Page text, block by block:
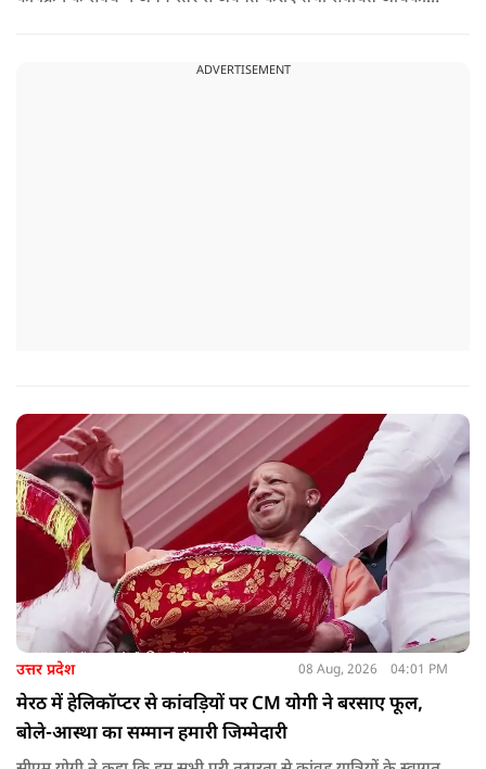
मुख्य सचिव, माध्यमिक शिक्षा, पार्थ सारथी सेन शर्मा ने बताया कि मुख्य
ADVERTISEMENT
उत्तर प्रदेश 08 Aug, 2026 04:01 PM
मेरठ में हेलिकॉप्टर से कांवड़ियों पर CM योगी ने बरसाए फूल,
बोले-आस्था का सम्मान हमारी जिम्मेदारी